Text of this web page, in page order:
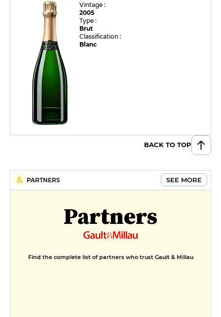
Vintage :
2005
Type :
Brut
Classification :
Blanc
BACK TO TOP
PARTNERS SEE MORE
Partners
Find the complete list of partners who trust Gault & Millau